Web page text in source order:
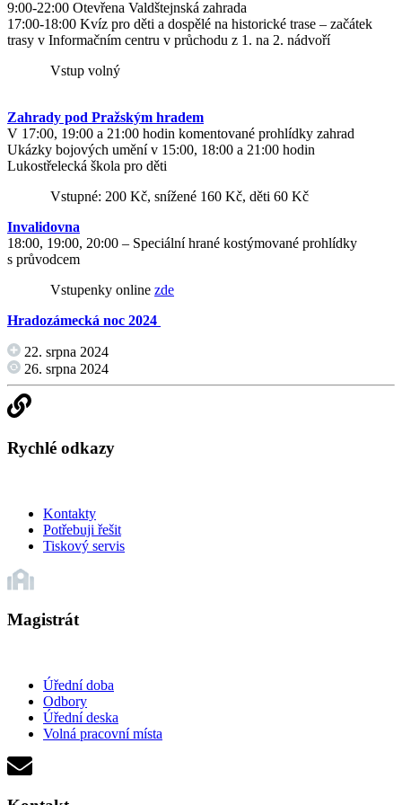
9:00-22:00 Otevřena Valdštejnská zahrada
17:00-18:00 Kvíz pro děti a dospělé na historické trase – začátek
trasy v Informačním centru v průchodu z 1. na 2. nádvoří
Vstup volný
Zahrady pod Pražským hradem
V 17:00, 19:00 a 21:00 hodin komentované prohlídky zahrad
Ukázky bojových umění v 15:00, 18:00 a 21:00 hodin
Lukostřelecká škola pro děti
Vstupné: 200 Kč, snížené 160 Kč, děti 60 Kč
Invalidovna
18:00, 19:00, 20:00 – Speciální hrané kostýmované prohlídky
s průvodcem
Vstupenky online zde
Hradozámecká noc 2024
22. srpna 2024
26. srpna 2024
Rychlé odkazy
Kontakty
Potřebuji řešit
Tiskový servis
Magistrát
Úřední doba
Odbory
Úřední deska
Volná pracovní místa